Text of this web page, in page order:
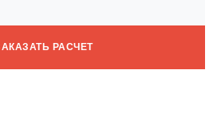
РАСЧЕТ